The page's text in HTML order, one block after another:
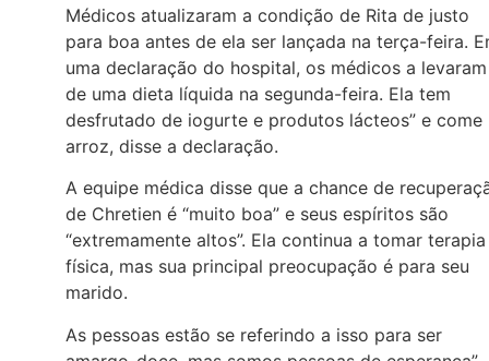
Médicos atualizaram a condição de Rita de justo
para boa antes de ela ser lançada na terça-feira.
uma declaração do hospital, os médicos a levaram
de uma dieta líquida na segunda-feira. Ela tem
desfrutado de iogurte e produtos lácteos” e come
arroz, disse a declaração.
A equipe médica disse que a chance de
de Chretien é “muito boa” e seus espíritos são
“extremamente altos”. Ela continua a tomar terapia
física, mas sua principal preocupação é para seu
marido.
As pessoas estão se referindo a isso para ser